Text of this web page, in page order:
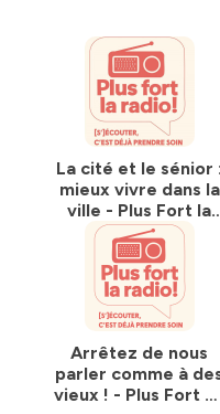
La cité et le sénior :
mieux vivre dans la
ville - Plus Fort la
Radio - emission 10
Arrêtez de nous
parler comme à
vieux ! - Plus Fort La